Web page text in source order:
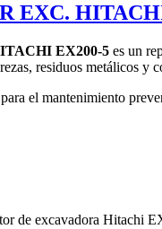
EXC.
EX200-5 es un
residuos metálicos y
el mantenimiento
de excavadora Hitachi